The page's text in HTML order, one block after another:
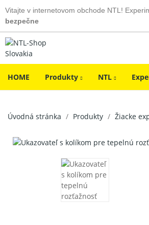
Vitajte v internetovom obchode NTL!
bezpečne
HOME Produkty NTL
Úvodná stránka Produkty Žiacke